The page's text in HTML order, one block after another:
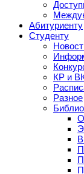
Абитуриенту
Студенту
КР и
Разное
О